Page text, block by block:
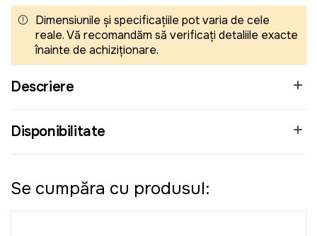
Dimensiunile și specificațiile pot varia de cele
reale. Vă recomandăm să verificați detaliile exacte
înainte de achiziționare.
Descriere
Disponibilitate
Se cumpăra cu produsul: